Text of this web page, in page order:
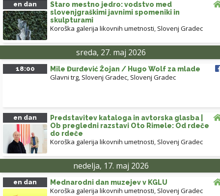
en dan
Staro mestno jedro: vodstvo med
slovenjgraškimi javnimi spomeniki in
skulpturami
Koroška galerija likovnih umetnosti, Slovenj Gradec
sreda, 27. maj 2026
18:00 Mile Đurđević Žojan / Hugo Wolf za mlade
Glavni trg, Slovenj Gradec, Slovenj Gradec
en dan
Predstavitev kataloga in avtorska glasba |
Ob pregledni razstavi Oto Rimele: Od rdeče
do rdeče
Koroška galerija likovnih umetnosti, Slovenj Gradec
nedelja, 17. maj 2026
en dan Mednarodni dan muzejev v KGLU
Koroška galerija likovnih umetnosti, Slovenj Gradec